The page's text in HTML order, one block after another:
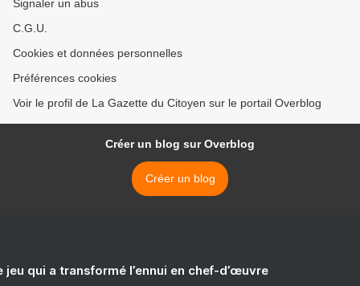
Signaler un abus
C.G.U.
Cookies et données personnelles
Préférences cookies
Voir le profil de La Gazette du Citoyen sur le portail Overblog
Créer un blog sur Overblog
Créer un blog
jeu qui a transformé l’ennui en chef-d’œuvre